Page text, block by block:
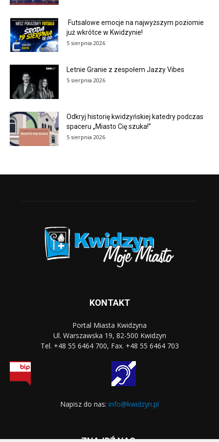
Futsalowe emocje na najwyższym poziomie
już wkrótce w Kwidzynie!
5 sierpnia 2026
Letnie Granie z zespołem Jazzy Vibes
5 sierpnia 2026
Odkryj historię kwidzyńskiej katedry podczas
spaceru „Miasto Cię szuka!”
5 sierpnia 2026
KONTAKT
Portal Miasta Kwidzyna
Ul. Warszawska 19, 82-500 Kwidzyn
Tel. +48 55 6464 700, Fax. +48 55 6464 703
Napisz do nas: info@kwidzyn.pl